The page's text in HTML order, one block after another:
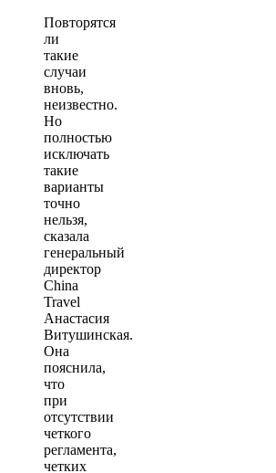
Повторятся
ли
такие
случаи
вновь,
неизвестно.
Но
полностью
исключать
такие
варианты
точно
нельзя,
сказала
генеральный
директор
China
Travel
Анастасия
Витушинская.
Она
пояснила,
что
при
отсутствии
четкого
регламента,
четких